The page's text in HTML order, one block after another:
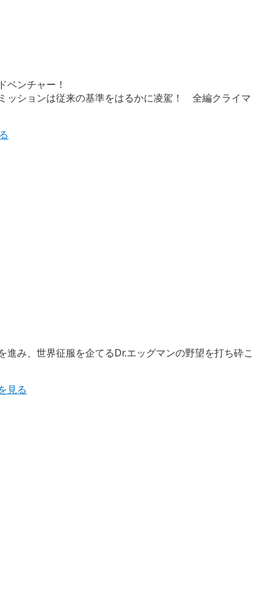
ベンチャー！
ッションは従来の基準をはるかに凌駕！ 全編クライマ
み、世界征服を企てるDr.エッグマンの野望を打ち砕こ
見る